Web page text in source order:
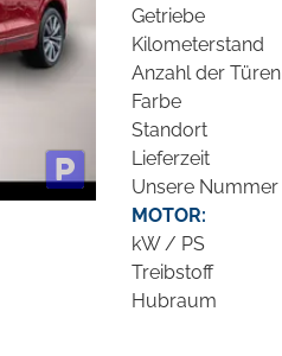
Getriebe
Kilometerstand
Anzahl der Türen
Farbe
Standort
Lieferzeit
Unsere Nummer
MOTOR:
kW / PS
Treibstoff
Hubraum